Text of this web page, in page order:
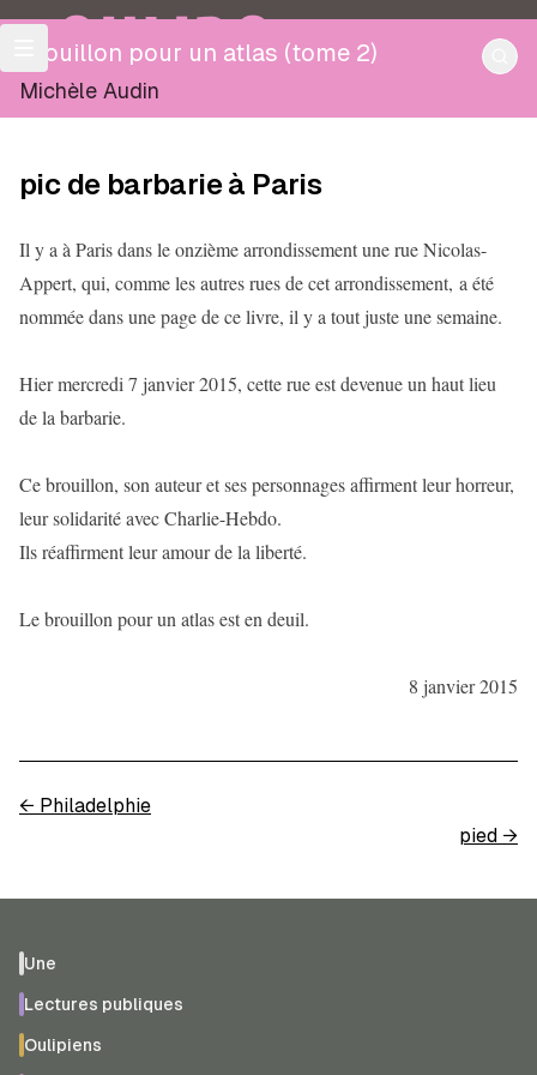
OULIPO
Brouillon pour un atlas (tome 2)
Michèle Audin
pic de barbarie à Paris
Il y a à Paris dans le onzième arrondissement une rue Nicolas-
Appert, qui, comme les autres rues de cet arrondissement, a été
nommée dans une page de ce livre, il y a tout juste une semaine.
Hier mercredi 7 janvier 2015, cette rue est devenue un haut lieu
de la barbarie.
Ce brouillon, son auteur et ses personnages affirment leur horreur,
leur solidarité avec Charlie-Hebdo.
Ils réaffirment leur amour de la liberté.
Le brouillon pour un atlas est en deuil.
8 janvier 2015
← Philadelphie
pied →
Une
Lectures publiques
Oulipiens